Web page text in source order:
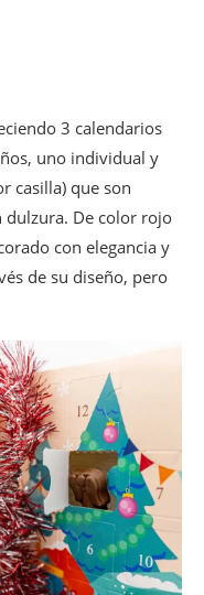
3 calendarios
uno individual y
casilla) que son
dulzura. De color rojo
con elegancia y
de su diseño, pero